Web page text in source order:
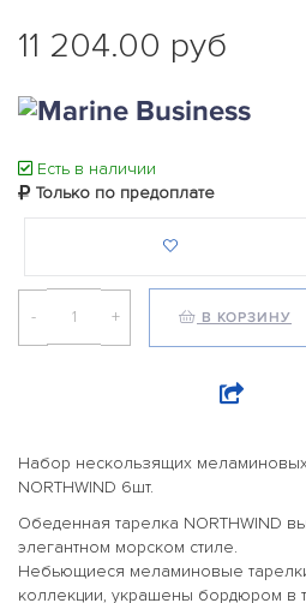
11 204.00 руб
Есть в наличии
Только по предоплате
- + В КОРЗИНУ
Набор нескользящих
NORTHWIND 6шт.
Обеденная тарелка NORTHWIND
элегантном морском стиле.
Небьющиеся меламиновые
коллекции, украшены бордюром в